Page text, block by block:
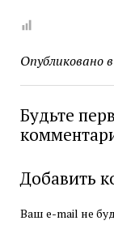
Опубликовано
Будьте
Добавить
Ваш e-mail не